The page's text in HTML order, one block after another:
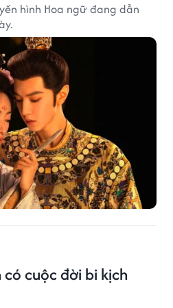
hình Hoa ngữ đang dẫn
cuộc đời bi kịch